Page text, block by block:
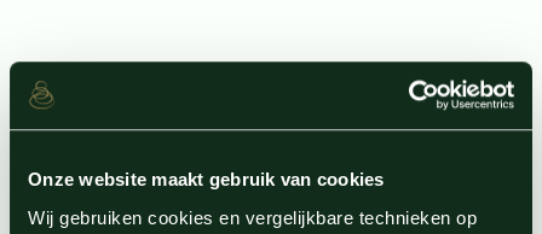
Onze website maakt gebruik van cookies
Wij gebruiken cookies en vergelijkbare technieken op